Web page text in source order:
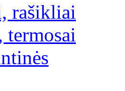
rašikliai
termosai